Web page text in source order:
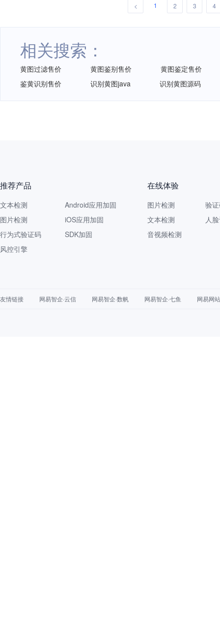
< 1 2 3 4
相关搜索：
黄图过滤售价 黄图鉴别售价
黄图鉴定售价
鉴黄识别售价
识别黄图java 识别黄图源码
推荐产品
文本检测
图片检测
行为式验证码
风控引擎
Android应用加固
iOS应用加固
SDK加固
在线体验
图片检测
文本检测
音视频检测
验
人
友情链接 网易智企·云信 网易智企·数帆 网易智企·七鱼 网易网